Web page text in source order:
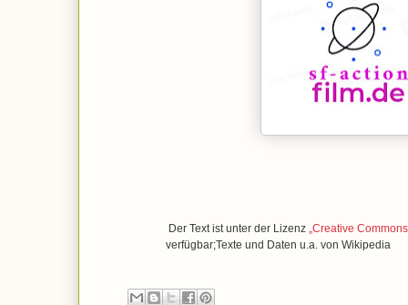
Der Text ist unter der Lizenz „Creative
verfügbar;Texte und Daten u.a. von Wikipedia